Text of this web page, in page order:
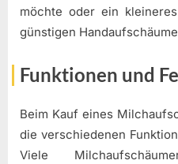
möchte oder ein
günstigen
Funktionen und
Beim Kauf eines
die verschiedenen
Viele